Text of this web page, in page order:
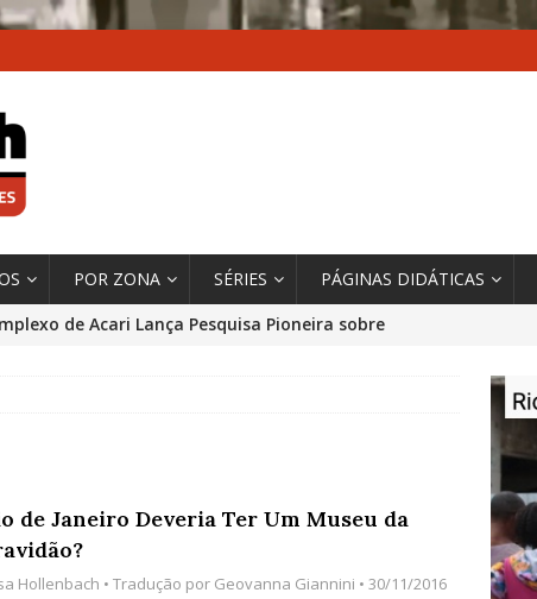
POR ZONA SÉRIES PÁGINAS DIDÁTICAS
de Acari Lança Pesquisa Pioneira sobre
Fogo que Impulsionam a Mudança de que
Cidades
*DESTAQUE
de Janeiro Deveria Ter Um Museu da
Hollenbach • Tradução por Geovanna Giannini • 30/11/2016